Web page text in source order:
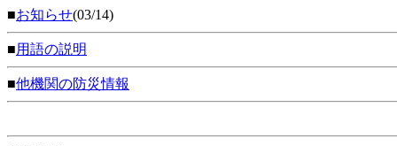
■お知らせ(03/14)
■用語の説明
■他機関の防災情報